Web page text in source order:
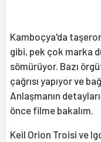
Kamboçya'da
gibi, pek çok marka
sömürüyor. Bazı
çağrısı yapıyor ve
Anlaşmanın
önce filme bakalım.
Keil Orion Troisi ve